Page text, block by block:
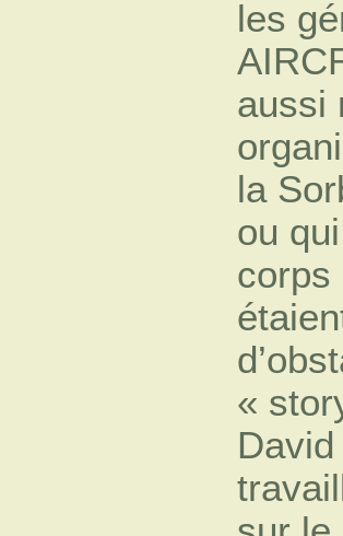
les
aussi
la
ou
corps
«